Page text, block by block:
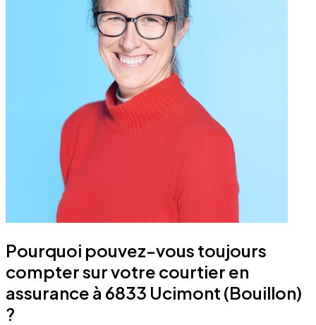
Pourquoi pouvez-vous toujours
compter sur votre courtier en
assurance à 6833 Ucimont (Bouillon)
?